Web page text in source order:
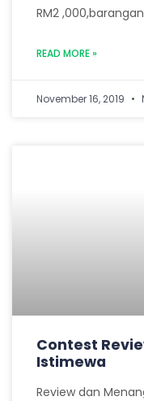
RM2 ,000,barangan
READ MORE »
November 16, 2019
Contest
Istimewa
Review dan